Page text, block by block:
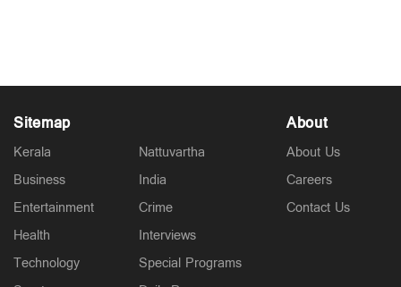
Sitemap
Kerala
Business
Entertainment
Health
Technology
Nattuvartha
India
Crime
Interviews
Special Programs
About
About Us
Careers
Contact Us